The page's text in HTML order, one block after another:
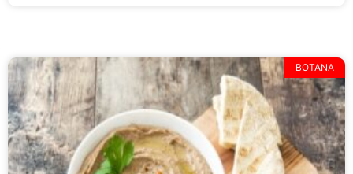
BOTANA